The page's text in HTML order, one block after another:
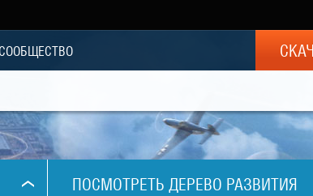
ПОСМОТРЕТЬ ДЕРЕВО РАЗВИТИЯ